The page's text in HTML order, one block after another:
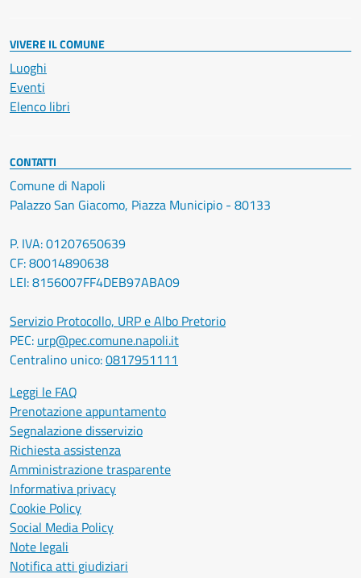
VIVERE IL COMUNE
Luoghi
Eventi
Elenco libri
CONTATTI
Comune di Napoli
Palazzo San Giacomo, Piazza Municipio - 80133
P. IVA: 01207650639
CF: 80014890638
LEI: 8156007FF4DEB97ABA09
Servizio Protocollo, URP e Albo Pretorio
PEC: urp@pec.comune.napoli.it
Centralino unico:0817951111
Leggi le FAQ
Prenotazione appuntamento
Segnalazione disservizio
Richiesta assistenza
Amministrazione trasparente
Informativa privacy
Cookie Policy
Social Media Policy
Note legali
Notifica atti giudiziari